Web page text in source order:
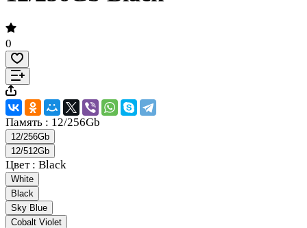
0
Память : 12/256Gb
12/256Gb
12/512Gb
Цвет : Black
White
Black
Sky Blue
Cobalt Violet